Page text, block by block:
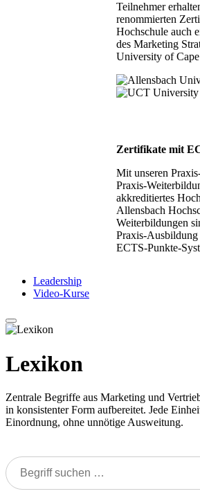
Teilnehmer
renommierten
Hochschule auch
des Marketing
University of
Zertifikate mit
Mit unseren
Praxis-
akkreditiertes
Allensbach
Weiterbildungen
Praxis-
ECTS-Punkte-
Leadership
Video-Kurse
Lexikon
Zentrale Begriffe aus Marketing und
in konsistenter Form aufbereitet. Jede
Einordnung, ohne unnötige Ausweitung.